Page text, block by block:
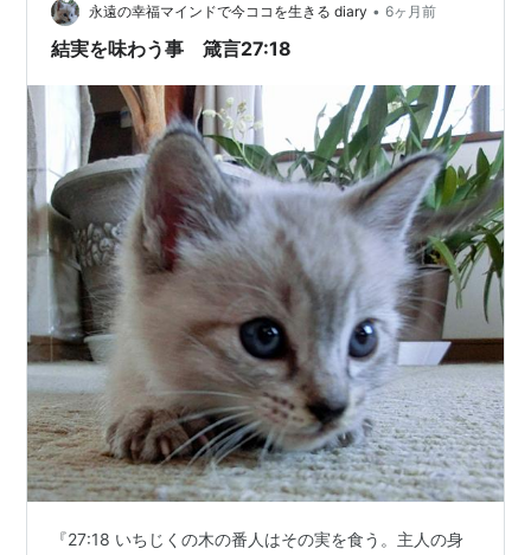
永遠の幸福マインドで今ココを生きる diary • 6ヶ月前
結実を味わう事 箴言27:18
『27:18 いちじくの木の番人はその実を食う。主人の身